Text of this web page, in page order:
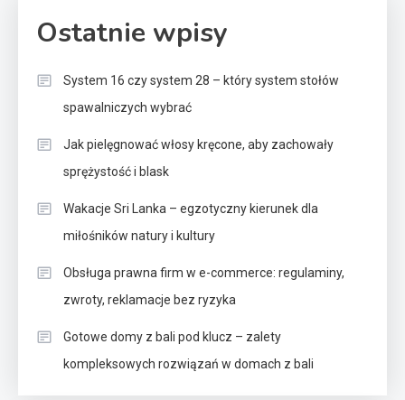
Ostatnie wpisy
System 16 czy system 28 – który system stołów
spawalniczych wybrać
Jak pielęgnować włosy kręcone, aby zachowały
sprężystość i blask
Wakacje Sri Lanka – egzotyczny kierunek dla
miłośników natury i kultury
Obsługa prawna firm w e-commerce: regulaminy,
zwroty, reklamacje bez ryzyka
Gotowe domy z bali pod klucz – zalety
kompleksowych rozwiązań w domach z bali